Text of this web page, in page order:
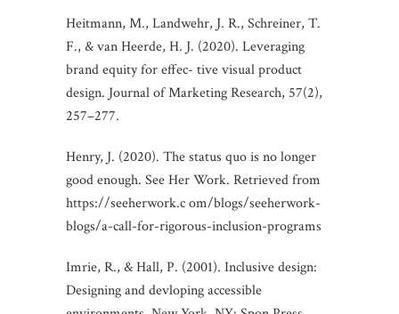
Heitmann, M., Landwehr, J. R., Schreiner, T.
F., & van Heerde, H. J. (2020). Leveraging
brand equity for effec- tive visual product
design. Journal of Marketing Research, 57(2),
257–277.
Henry, J. (2020). The status quo is no longer
good enough. See Her Work. Retrieved from
https://seeherwork.c om/blogs/seeherwork-
blogs/a-call-for-rigorous-inclusion-programs
Imrie, R., & Hall, P. (2001). Inclusive design:
Designing and devloping accessible